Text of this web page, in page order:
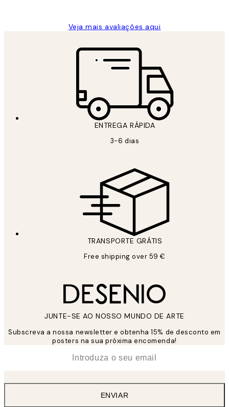
Veja mais avaliações aqui
ENTREGA RÁPIDA
3-6 dias
TRANSPORTE GRÁTIS
Free shipping over 59 €
JUNTE-SE AO NOSSO MUNDO DE ARTE
Subscreva a nossa newsletter e obtenha 15% de desconto em
posters na sua próxima encomenda!
ENVIAR